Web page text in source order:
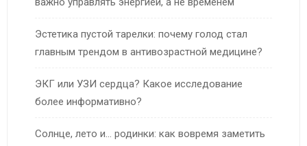
Эстетика пустой тарелки: почему голод стал
главным трендом в антивозрастной медицине?
ЭКГ или УЗИ сердца? Какое исследование
более информативно?
Солнце, лето и… родинки: как вовремя заметить